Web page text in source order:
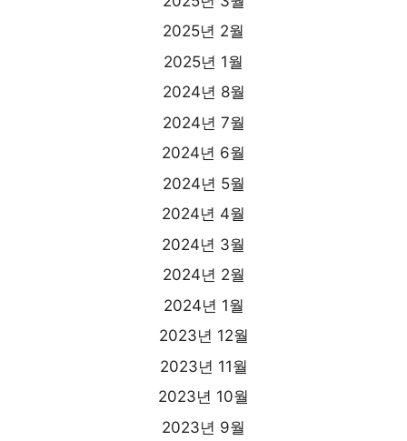
2025년 2월
2025년 1월
2024년 8월
2024년 7월
2024년 6월
2024년 5월
2024년 4월
2024년 3월
2024년 2월
2024년 1월
2023년 12월
2023년 11월
2023년 10월
2023년 9월